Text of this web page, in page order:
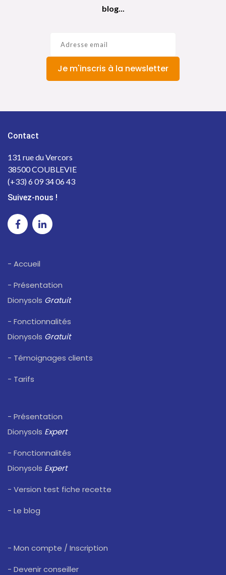
blog...
Je m'inscris à la newsletter
Contact
131 rue du Vercors
38500 COUBLEVIE
(+33) 6 09 34 06 43
Suivez-nous !
- Accueil
- Présentation
Dionysols Gratuit
- Fonctionnalités
Dionysols Gratuit
- Témoignages clients
- Tarifs
- Présentation
Dionysols Expert
- Fonctionnalités
Dionysols Expert
- Version test fiche recette
- Le blog
- Mon compte / Inscription
- Devenir conseiller